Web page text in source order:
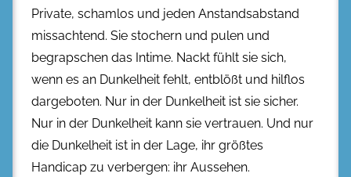
Private, schamlos und jeden Anstandsabstand
missachtend. Sie stochern und pulen und
begrapschen das Intime. Nackt fühlt sie sich,
wenn es an Dunkelheit fehlt, entblößt und hilflos
dargeboten. Nur in der Dunkelheit ist sie sicher.
Nur in der Dunkelheit kann sie vertrauen. Und nur
die Dunkelheit ist in der Lage, ihr größtes
Handicap zu verbergen: ihr Aussehen.